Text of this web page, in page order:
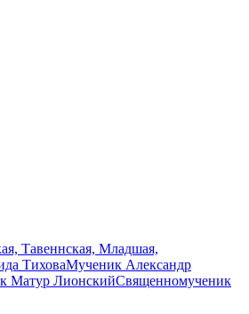
Тавеннская, Младшая,
ТиховаМученик Александр
Матур ЛионскийСвященномученик